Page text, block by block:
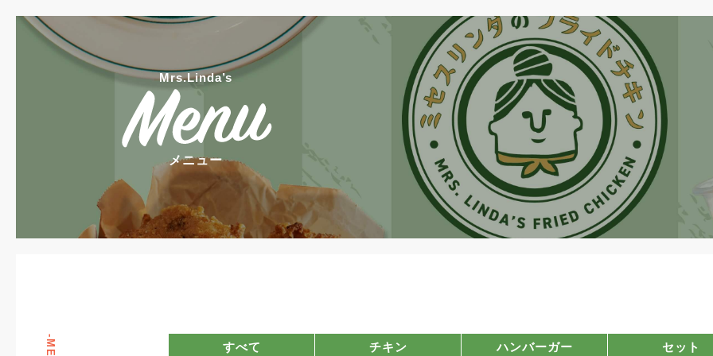
Mrs.Linda’s
メニュー
すべて チキン ハンバーガー セット